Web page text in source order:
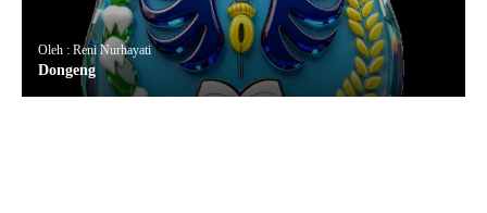
Oleh : Reni Nurhayati
Dongeng